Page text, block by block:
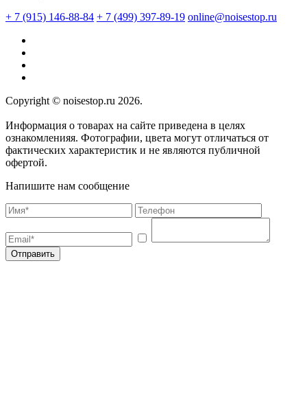
+ 7 (915) 146-88-84 + 7 (499) 397-89-19 online@noisestop.ru
Copyright © noisestop.ru 2026.
Информация о товарах на сайте приведена в целях
ознакомленияя. Фотографии, цвета могут отличаться от
фактических характеристик и не являются публичной
офертой.
Напишите нам сообщение
Отправить